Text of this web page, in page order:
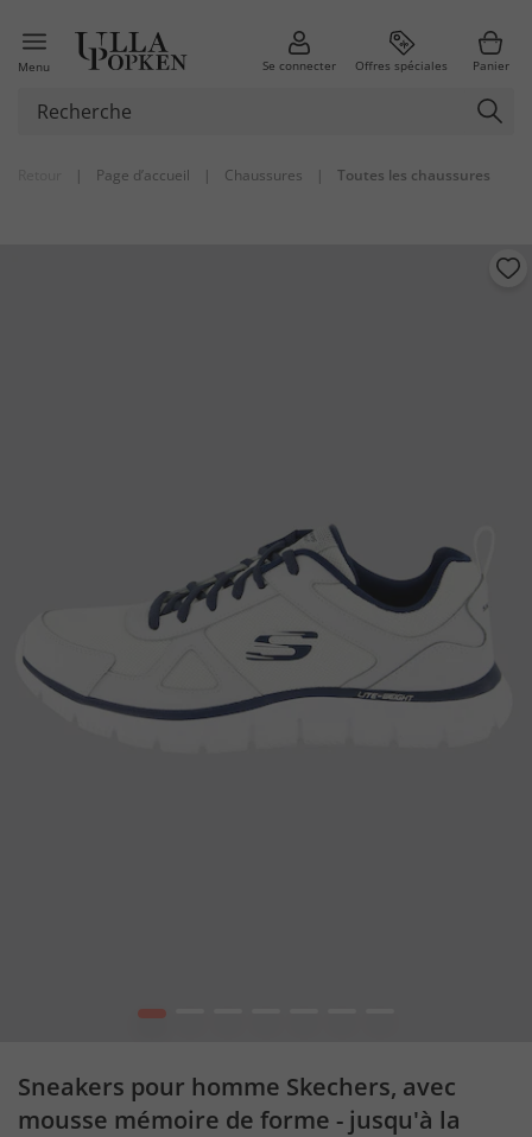
Menu Se connecter Offres spéciales Panier
| Page d’accueil | Chaussures | Toutes les chaussures
1
Sneakers pour homme Skechers, avec
mousse mémoire de forme - jusqu'à la